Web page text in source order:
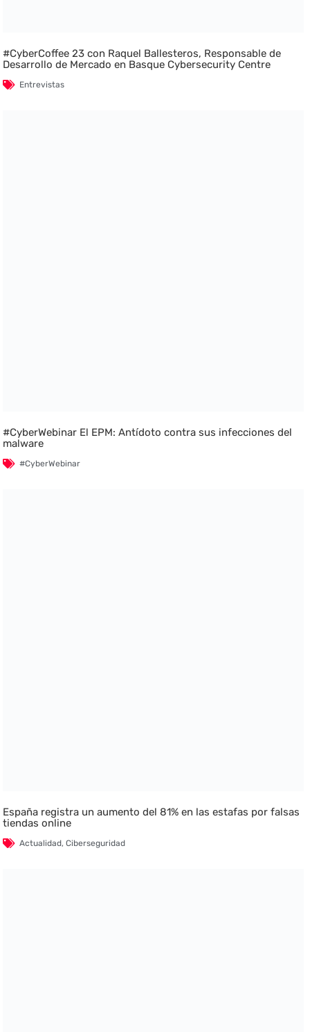
#CyberCoffee 23 con Raquel Ballesteros, Responsable de
Desarrollo de Mercado en Basque Cybersecurity Centre
Entrevistas
#CyberWebinar El EPM: Antídoto contra sus infecciones del
malware
#CyberWebinar
España registra un aumento del 81% en las estafas por falsas
tiendas online
Actualidad,Ciberseguridad